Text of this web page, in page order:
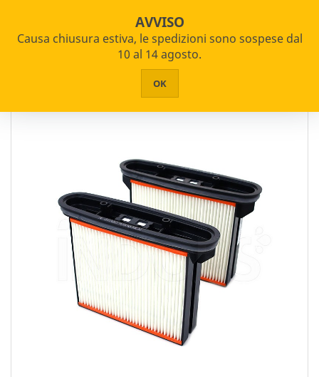

PRODOTTI
Aspirapolvere
AVVISO
Causa chiusura estiva, le spedizioni sono sospese dal
10 al 14 agosto.
OK